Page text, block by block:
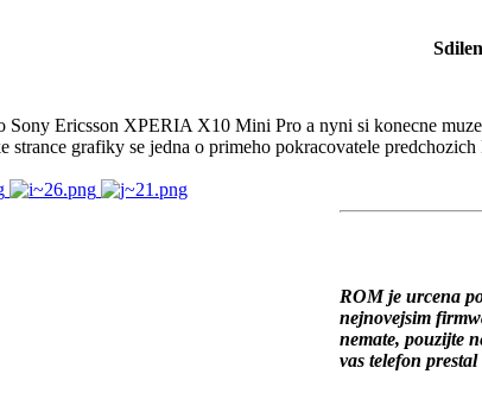
Ericsson XPERIA X10 Mini Pro a nyni si konecne
strance grafiky se jedna o primeho pokracovatele
ROM je urcena
nejnovejsim
nemate, pouzijte
vas telefon